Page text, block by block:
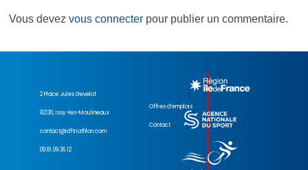
Vous devezvous connecter pour publier un commentaire.
2 Place Jules Gevelot
92130, Issy-les-Moulineaux
contact@idftriathlon.com
09.81.09.36.12
Offres d’emplois
Contact